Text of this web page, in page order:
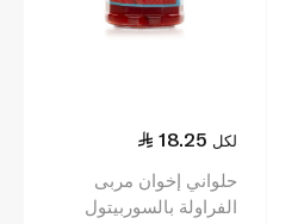
18.25 لكل
حلواني إخوان مربى
الفراولة بالسوربيتول